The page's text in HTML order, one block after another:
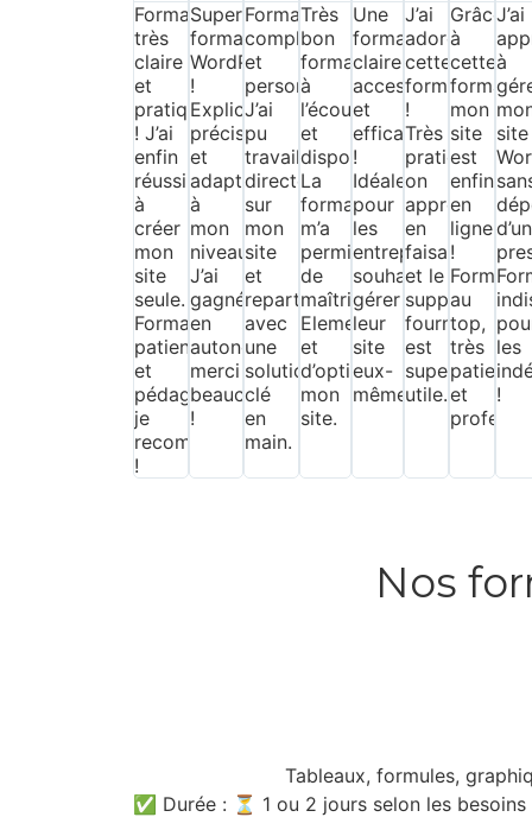
Formation
très
claire
et
pratique
! J’ai
enfin
réussi
à
créer
mon
site
seule.
Formateur
patient
et
pédagogue,
je
recommande
!
Super
formation
WordPress
!
Explications
précises
et
adaptées
à
mon
niveau.
J’ai
gagné
en
autonomie,
merci
beaucoup
!
Formation
complète
et
personnalisée.
J’ai
pu
travailler
directement
sur
mon
site
et
repartir
avec
une
solution
clé
en
main.
Très
bon
formateur,
à
l’écoute
et
disponible.
La
formation
m’a
permis
de
maîtriser
Elementor
et
d’optimiser
mon
site.
Une
formation
claire,
accessible
et
efficace
!
Idéale
pour
les
entrepreneurs
souhaitant
gérer
leur
site
eux-
mêmes.
J’ai
adoré
cette
formation
!
Très
pratique,
on
apprend
en
faisant,
et le
support
fourni
est
super
utile.
Grâce
à
cette
mon
site
est
enfin
en
ligne
!
au
top,
très
patient
et
J’ai
à
site
d’un
les
!
Nos
Tableaux, formules,
✅ Durée : ⏳ 1 ou 2 jours selon les besoins